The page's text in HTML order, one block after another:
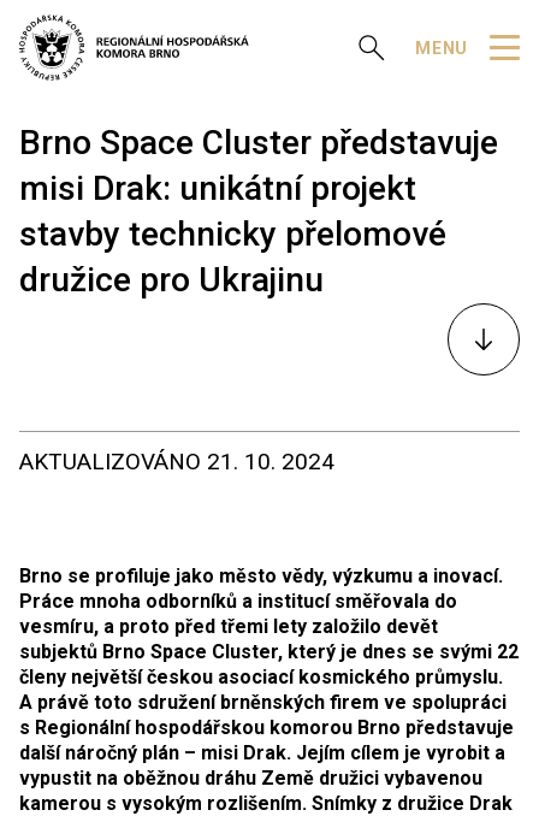
Zobrazit vyhledávání
MENU
Brno Space Cluster představuje
misi Drak: unikátní projekt
stavby technicky přelomové
družice pro Ukrajinu
K
obsahu
AKTUALIZOVÁNO 21. 10. 2024
Brno se profiluje jako město vědy, výzkumu a inovací.
Práce mnoha odborníků a institucí směřovala do
vesmíru, a proto před třemi lety založilo devět
subjektů Brno Space Cluster, který je dnes se svými 22
členy největší českou asociací kosmického průmyslu.
A právě toto sdružení brněnských firem ve spolupráci
s Regionální hospodářskou komorou Brno představuje
další náročný plán – misi Drak. Jejím cílem je vyrobit a
vypustit na oběžnou dráhu Země družici vybavenou
kamerou s vysokým rozlišením. Snímky z družice Drak